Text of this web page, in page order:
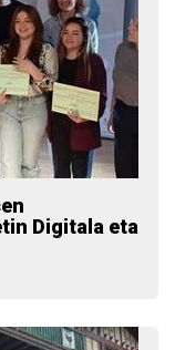
Digitala eta